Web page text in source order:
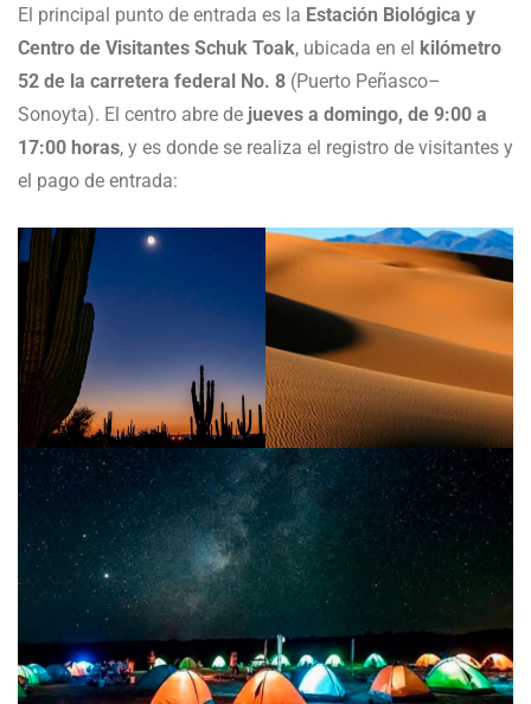
El principal punto de entrada es la Estación Biológica y
Centro de Visitantes Schuk Toak, ubicada en el kilómetro
52 de la carretera federal No. 8 (Puerto Peñasco–
Sonoyta). El centro abre de jueves a domingo, de 9:00 a
17:00 horas, y es donde se realiza el registro de visitantes y
el pago de entrada: